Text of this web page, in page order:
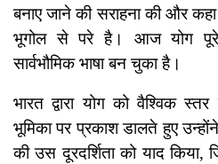
बनाए जाने की सराहना की और
भूगोल से परे है। आज योग
सार्वभौमिक भाषा बन चुका है।
भारत द्वारा योग को वैश्विक
भूमिका पर प्रकाश डालते हुए
की उस दूरदर्शिता को याद